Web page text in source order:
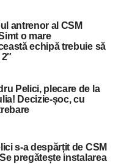
antrenor al CSM
o mare
echipă trebuie să
Pelici, plecare de la
Decizie-șoc, cu
s-a despărțit de CSM
pregătește instalarea